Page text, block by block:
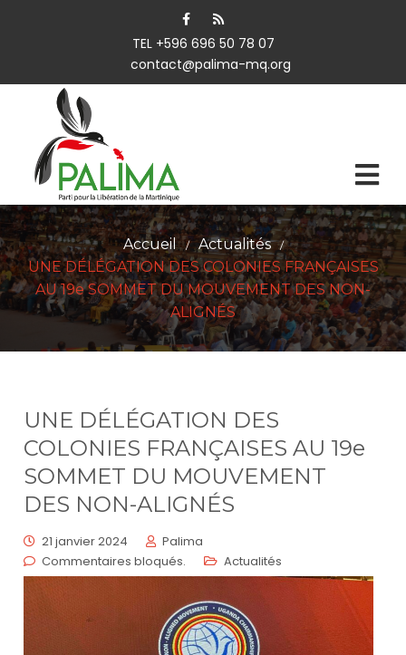
TEL +596 696 50 78 07
contact@palima-mq.org
Accueil / Actualités /
UNE DÉLÉGATION DES COLONIES FRANÇAISES
AU 19e SOMMET DU MOUVEMENT DES NON-
ALIGNÉS
UNE DÉLÉGATION DES
COLONIES FRANÇAISES AU 19e
SOMMET DU MOUVEMENT
DES NON-ALIGNÉS
21 janvier 2024
Palima
Commentaires bloqués.
Actualités